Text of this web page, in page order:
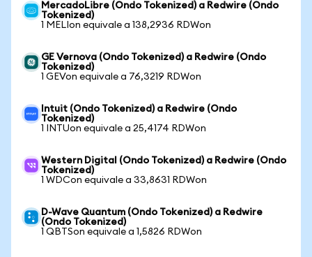
MercadoLibre (Ondo Tokenized) a Redwire (Ondo
Tokenized)
1 MELIon equivale a 138,2936 RDWon
GE Vernova (Ondo Tokenized) a Redwire (Ondo
Tokenized)
1 GEVon equivale a 76,3219 RDWon
Intuit (Ondo Tokenized) a Redwire (Ondo
Tokenized)
1 INTUon equivale a 25,4174 RDWon
Western Digital (Ondo Tokenized) a Redwire (Ondo
Tokenized)
1 WDCon equivale a 33,8631 RDWon
D-Wave Quantum (Ondo Tokenized) a Redwire
(Ondo Tokenized)
1 QBTSon equivale a 1,5826 RDWon